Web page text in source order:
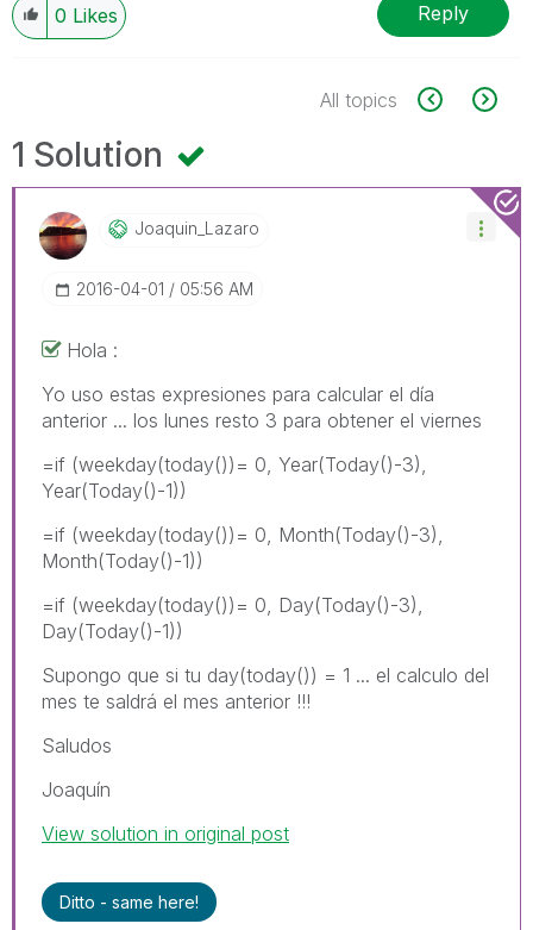
0 Likes Reply
All topics
1 Solution
Joaquin_Lazaro
‎2016-04-01 05:56 AM
Hola :
Yo uso estas expresiones para calcular el día
anterior ... los lunes resto 3 para obtener el viernes
=if (weekday(today())= 0, Year(Today()-3),
Year(Today()-1))
=if (weekday(today())= 0, Month(Today()-3),
Month(Today()-1))
=if (weekday(today())= 0, Day(Today()-3),
Day(Today()-1))
Supongo que si tu day(today()) = 1 ... el calculo del
mes te saldrá el mes anterior !!!
Saludos
Joaquín
View solution in original post
Ditto - same here!